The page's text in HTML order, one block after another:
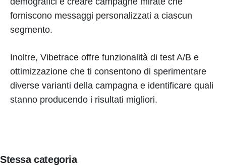
forniscono messaggi personalizzati a ciascun
segmento.
Inoltre, Vibetrace offre funzionalità di test A/B e
ottimizzazione che ti consentono di sperimentare
diverse varianti della campagna e identificare quali
stanno producendo i risultati migliori.
Stessa categoria